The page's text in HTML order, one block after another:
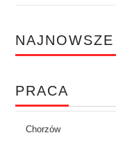
PRACA
Chorzów